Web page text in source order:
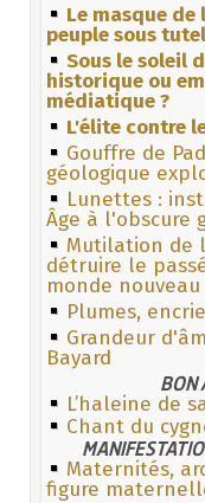
Le masque de
peuple sous
Sous le soleil
historique ou
médiatique ?
L'élite contre
Gouffre de
géologique
Lunettes :
Âge à l'obscure
Mutilation de
détruire le
monde nouveau
Plumes,
Grandeur
Bayard
BON
L’haleine de
Chant du
Maternités,
figure